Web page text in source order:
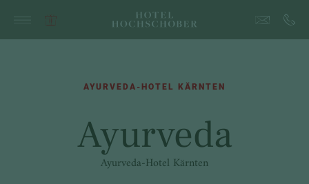
AYURVEDA-HOTEL KÄRNTEN
Ayurveda
Ayurveda-Hotel Kärnten